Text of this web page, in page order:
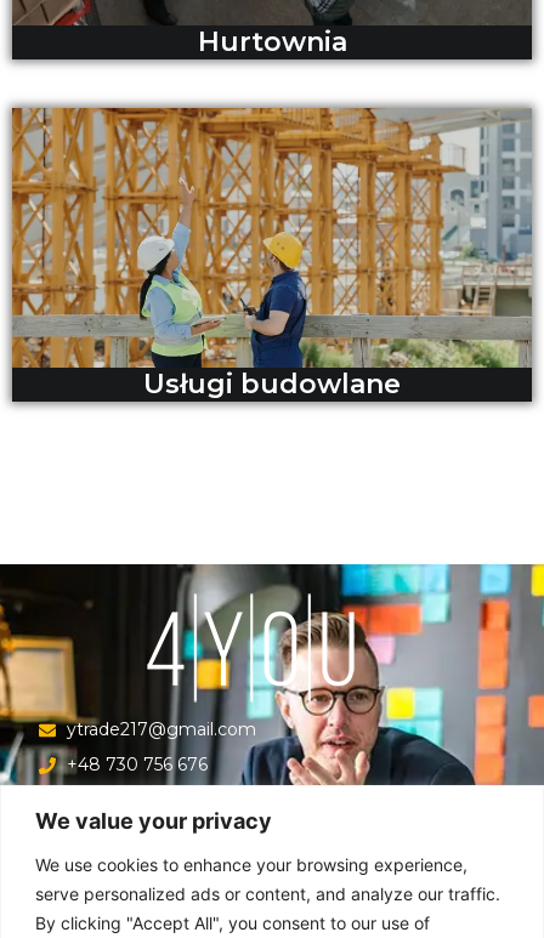
We value your privacy
We use cookies to enhance your browsing experience,
serve personalized ads or content, and analyze our traffic.
By clicking "Accept All", you consent to our use of
Hurtownia
Usługi budowlane
ytrade217@gmail.com
+48 730 756 676
Menu
Główna